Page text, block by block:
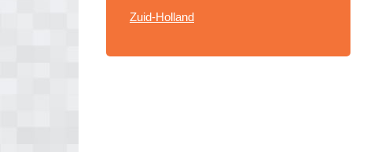
Zuid-Holland